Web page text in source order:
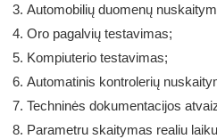
Automobilių duomenų
Oro pagalvių testavimas;
Kompiuterio testavimas;
Automatinis kontrolerių
Techninės dokumentacijos
Parametru skaitymas realiu laiku